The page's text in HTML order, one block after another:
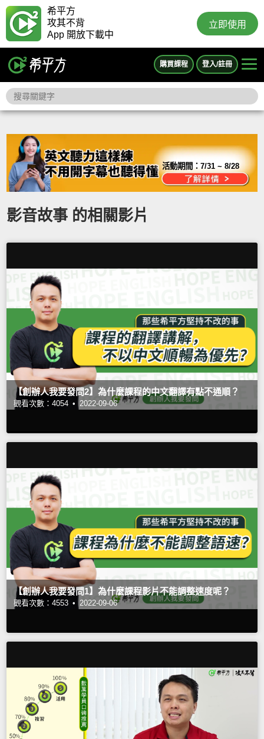
希平方
攻其不背
App 開放下載中
立即使用
購買課程 登入/註冊
活動期間：7/31 ~ 8/28
影音故事 的相關影片
【創辦人我要發問2】為什麼課程的中文翻譯有點不通順？
觀看次數：4054 • 2022-09-06
【創辦人我要發問1】為什麼課程影片不能調整速度呢？
觀看次數：4553 • 2022-09-06